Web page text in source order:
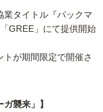
業タイトル『パックマ
GREE」にて提供開始
が期間限定で開催さ
襲来」】